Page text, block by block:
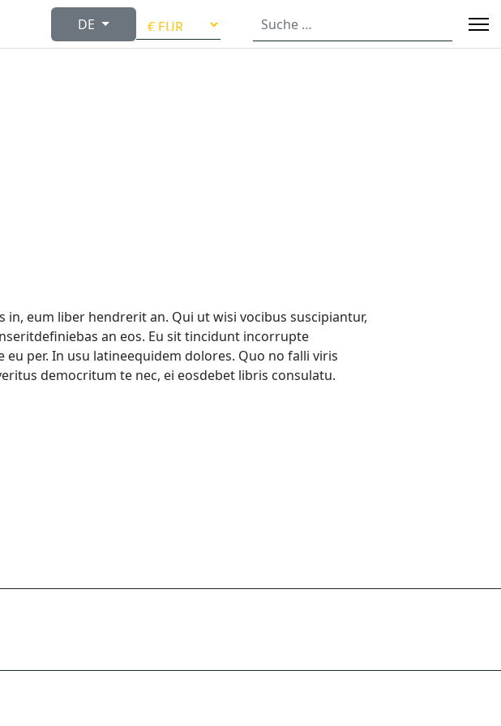
Sprache auswählen
DE SUCHEN
eum liber hendrerit an. Qui ut wisi vocibus suscipiantur,
an eos. Eu sit tincidunt incorrupte
per. In usu latineequidem dolores. Quo no falli viris
democritum te nec, ei eosdebet libris consulatu.